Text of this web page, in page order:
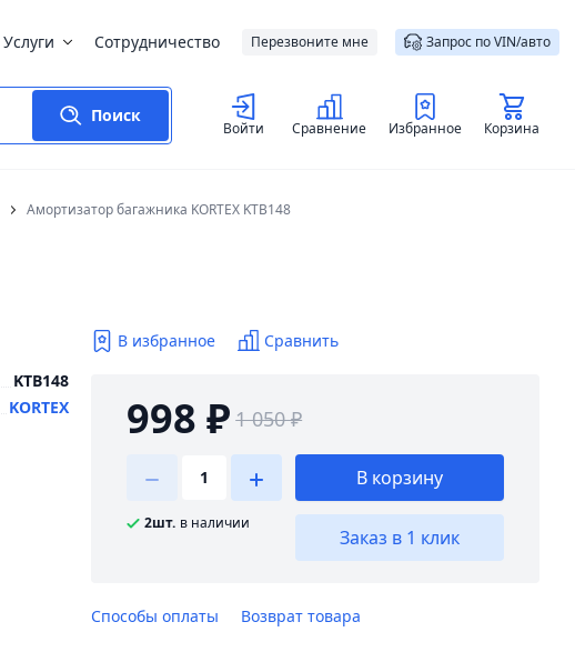
Услуги Сотрудничество Перезвоните мне Запрос по VIN/авто
Поиск
Войти Сравнение Избранное Корзина
Амортизатор багажника KORTEX KTB148
KTB148
KORTEX
В избранное Сравнить
998 ₽ 1 050 ₽
2шт. в наличии
В корзину
Заказ в 1 клик
Способы оплаты Возврат товара